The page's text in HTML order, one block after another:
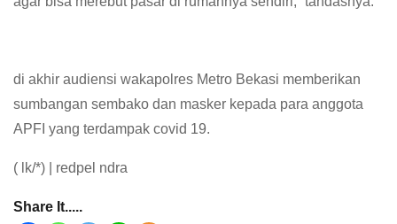
di akhir audiensi wakapolres Metro Bekasi memberikan
sumbangan sembako dan masker kepada para anggota
APFI yang terdampak covid 19.
( lk/*) | redpel ndra
Share It.....